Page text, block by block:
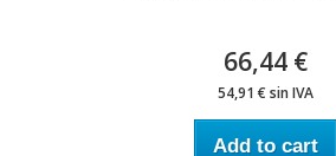
66,44 €
54,91 € sin IVA
Add to cart